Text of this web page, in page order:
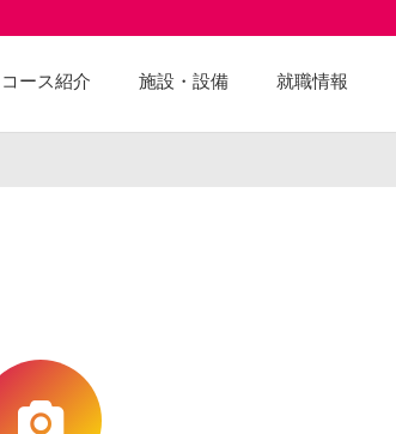
コース紹介 施設・設備 就職情報